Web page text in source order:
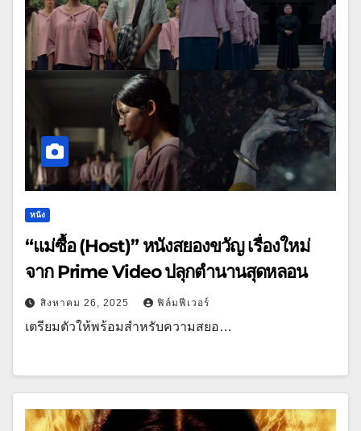
หนัง
“แม่ซื้อ (Host)” หนังสยองขวัญ เรื่องใหม่
จาก Prime Video ปลุกตำนานสุดหลอน
สิงหาคม 26, 2025 ฟิล์มฟีเวอร์
เตรียมตัวให้พร้อมสำหรับความสยอ…